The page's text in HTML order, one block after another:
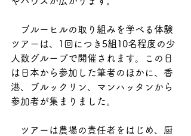
ブルーヒルの取り組みを学べる体験
ツアーは、1回につき5組10名程度の少
人数グループで開催されます。この日
は日本から参加した筆者のほかに、香
港、ブルックリン、マンハッタンから
参加者が集まりました。
ツアーは農場の責任者をはじめ、厨